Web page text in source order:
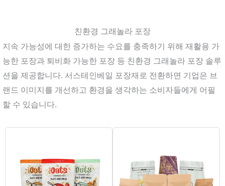
친환경 그래놀라 포장
지속 가능성에 대한 증가하는 수요를 충족하기 위해 재활용 가
능한 포장과 퇴비화 가능한 포장 등 친환경 그래놀라 포장 솔루
션을 제공합니다. 서스테인베일 포장재로 전환하면 기업은 브
랜드 이미지를 개선하고 환경을 생각하는 소비자들에게 어필
할 수 있습니다.